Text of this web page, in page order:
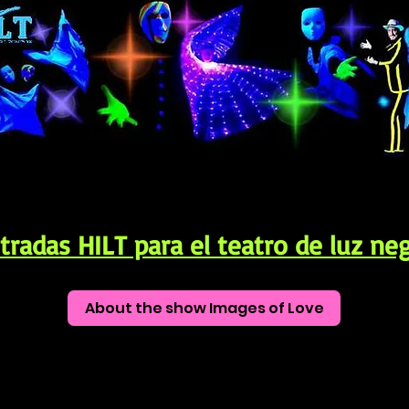
HILT para el teatro de luz
About the show Images of Love